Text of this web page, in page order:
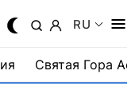
RU
Святая Гора